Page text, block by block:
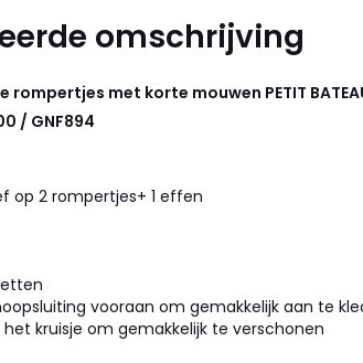
omschrijving
rompertjes met korte mouwen PETIT
/ GNF894
op 2 rompertjes+ 1 effen
vooraan om gemakkelijk aan te
het kruisje om gemakkelijk te verschonen